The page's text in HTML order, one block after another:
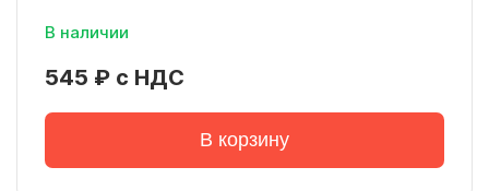
В наличии
545 ₽ с НДС
В корзину